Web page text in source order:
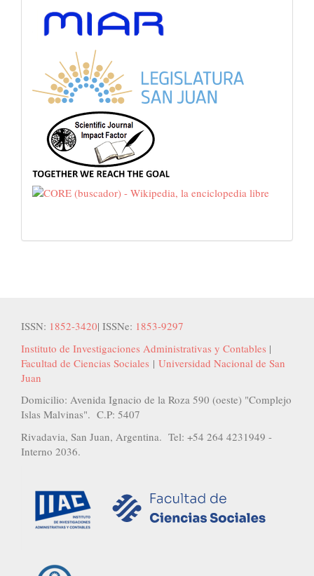
ISSN: 1852-3420| ISSNe: 1853-9297
Instituto de Investigaciones Administrativas y Contables |
Facultad de Ciencias Sociales | Universidad Nacional de San
Juan
Domicilio: Avenida Ignacio de la Roza 590 (oeste) "Complejo
Islas Malvinas". C.P: 5407
Rivadavia, San Juan, Argentina. Tel: +54 264 4231949 -
Interno 2036.